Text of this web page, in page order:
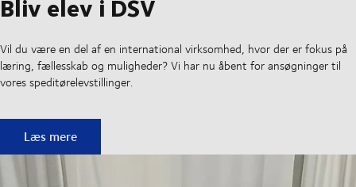
Vil du være en del af en international virksomhed, hvor der er fokus på
læring, fællesskab og muligheder? Vi har nu åbent for ansøgninger til
vores speditørelevstillinger.
Bliv elev i DSV
Læs mere